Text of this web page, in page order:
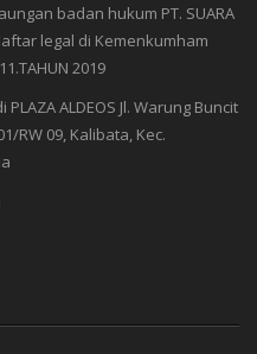
badan hukum PT. SUARA
legal di Kemenkumham
2019
ALDEOS Jl. Warung Buncit
RW 09, Kalibata, Kec.